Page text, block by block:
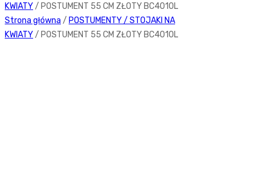
KWIATY/ POSTUMENT 55 CM ZŁOTY BC4010L
Strona główna / POSTUMENTY / STOJAKI NA
KWIATY/ POSTUMENT 55 CM ZŁOTY BC4010L